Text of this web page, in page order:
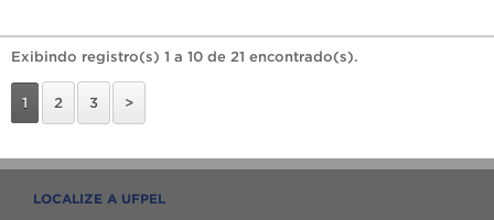
Exibindo registro(s) 1 a 10 de 21 encontrado(s).
1 2 3 >
LOCALIZE A UFPEL